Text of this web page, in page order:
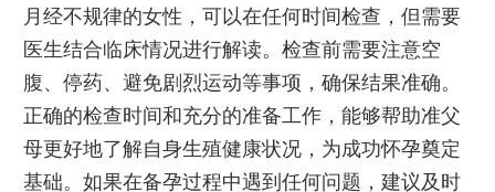
月经不规律的女性，可以在任何时间检查，但需要
医生结合临床情况进行解读。检查前需要注意空
腹、停药、避免剧烈运动等事项，确保结果准确。
正确的检查时间和充分的准备工作，能够帮助准父
母更好地了解自身生殖健康状况，为成功怀孕奠定
基础。如果在备孕过程中遇到任何问题，建议及时